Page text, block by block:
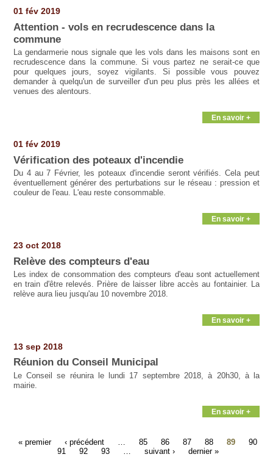
01 fév 2019
Attention - vols en recrudescence dans la
commune
La gendarmerie nous signale que les vols dans les maisons sont en
recrudescence dans la commune. Si vous partez ne serait-ce que
pour quelques jours, soyez vigilants. Si possible vous pouvez
demander à quelqu'un de surveiller d'un peu plus près les allées et
venues des alentours.
En savoir +
01 fév 2019
Vérification des poteaux d'incendie
Du 4 au 7 Février, les poteaux d'incendie seront vérifiés. Cela peut
éventuellement générer des perturbations sur le réseau : pression et
couleur de l'eau. L'eau reste consommable.
En savoir +
23 oct 2018
Relève des compteurs d'eau
Les index de consommation des compteurs d'eau sont actuellement
en train d'être relevés. Prière de laisser libre accès au fontainier. La
relève aura lieu jusqu'au 10 novembre 2018.
En savoir +
13 sep 2018
Réunion du Conseil Municipal
Le Conseil se réunira le lundi 17 septembre 2018, à 20h30, à la
mairie.
En savoir +
« premier ‹ précédent 85 86 87 88 89
90
91
92 93 suivant › dernier »